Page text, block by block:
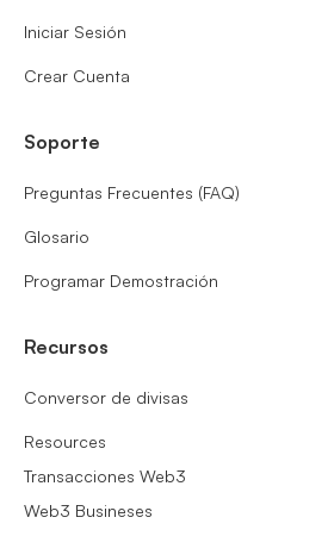
Iniciar Sesión
Crear Cuenta
Soporte
Preguntas Frecuentes (FAQ)
Glosario
Programar Demostración
Recursos
Conversor de divisas
Resources
Transacciones Web3
Web3 Busineses